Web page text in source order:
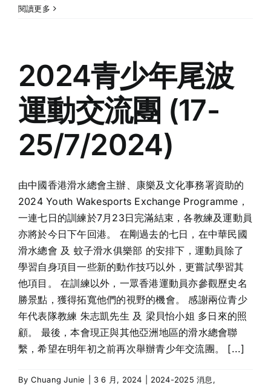
閱讀更多
2024青少年尾波
運動交流團 (17-
25/7/2024)
由中國香港滑水總會主辦、康樂及文化事務署資助的
2024 Youth Wakesports Exchange Programme，
一連七日的訓練於7月23日完滿結束，各教練及運動員
亦將於今日下午回港。 在剛過去的七日，在中華民國
滑水總會 及 蚊子滑水俱樂部 的安排下，運動員除了
學習自身項目一些新的動作技巧以外，更嘗試學習其
他項目。 在訓練以外，一眾香港運動員亦參觀歷史名
勝景點，獲得拓寬他們的視野的機會。 感謝兩位青少
年代表隊教練 朱志凱先生 及 梁貝怡小姐 多日來的照
顧。 最後，本會現正與其他亞洲地區的滑水總會聯
繫，希望在明年初之前再次舉辦青少年交流團。 [...]
By Chuang Junie 3 6 月, 2024 2024-2025 消息 ,